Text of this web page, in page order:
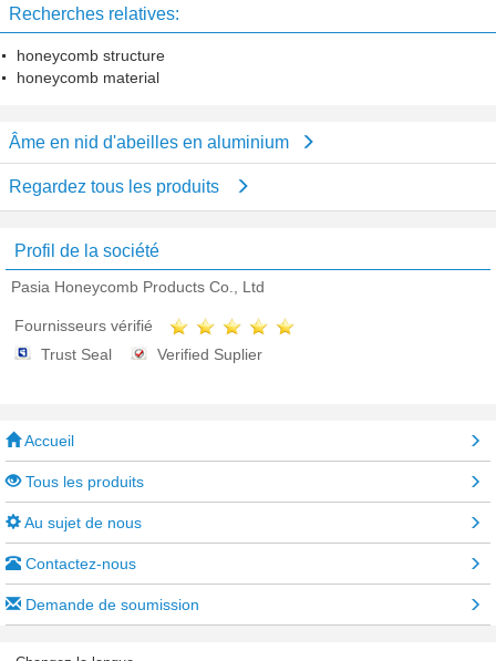
Recherches relatives:
honeycomb structure
honeycomb material
Âme en nid d'abeilles en aluminium
Regardez tous les produits
Profil de la société
Pasia Honeycomb Products Co., Ltd
Fournisseurs vérifié
Trust Seal
Verified Suplier
Accueil
Tous les produits
Au sujet de nous
Contactez-nous
Demande de soumission